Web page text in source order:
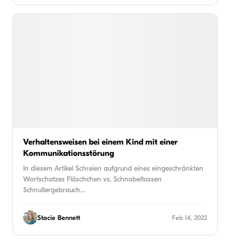
Verhaltensweisen bei einem Kind mit einer
Kommunikationsstörung
In diesem Artikel Schreien aufgrund eines eingeschränkten
Wortschatzes Fläschchen vs. Schnabeltassen
Schnullergebrauch…
Stacie Bennett Feb 14, 2022